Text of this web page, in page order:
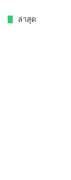
ล่าสุด